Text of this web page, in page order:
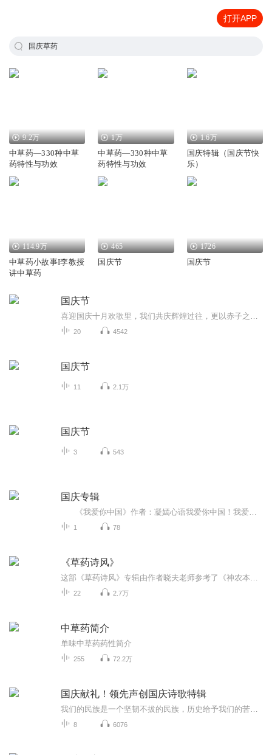
打开APP
国庆草药
9.2万
中草药—330种中草
药特性与功效
1万
中草药—330种中草
药特性与功效
1.6万
国庆特辑（国庆节快
乐）
114.9万
中草药小故事I李教授
讲中草药
465
国庆节
1726
国庆节
国庆节
20 4542
国庆节
11 2.1万
国庆节
3 543
国庆专辑
1 78
《草药诗风》
22 2.7万
中草药简介
单味中草药药性简介
255 72.2万
国庆献礼！领先声创国庆诗歌特辑
8 6076